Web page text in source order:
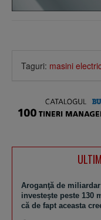
Taguri: masini
Aroganţă de
investeşte peste 130
că de fapt aceasta